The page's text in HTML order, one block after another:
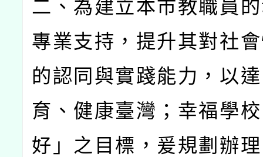
二、為建立本市教職員
專業支持，提升其對社
的認同與實踐能力，以
育、健康臺灣；幸福學
好」之目標，爰規劃辦